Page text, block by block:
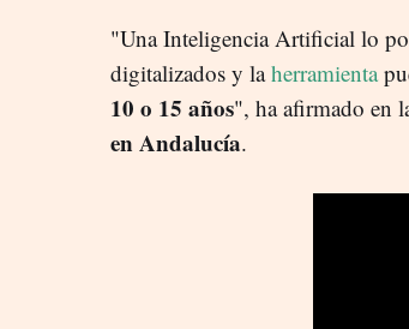
"Una Inteligencia Artificial lo
digitalizados y laherramienta
10 o 15 años", ha afirmado en
en Andalucía.